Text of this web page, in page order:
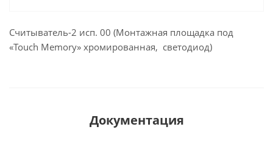
Считыватель-2 исп. 00 (Монтажная площадка под
«Touch Memory» хромированная, светодиод)
Документация